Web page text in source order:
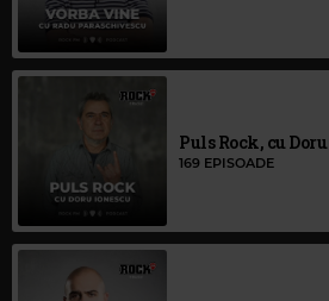
Morning Glory, cu
Puls Rock, cu
169 EPISOADE